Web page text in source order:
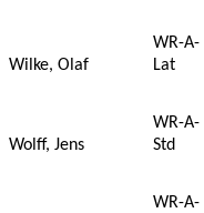
Wilke, Olaf
WR-A-
Lat
Wolff, Jens
WR-A-
Std
WR-A-